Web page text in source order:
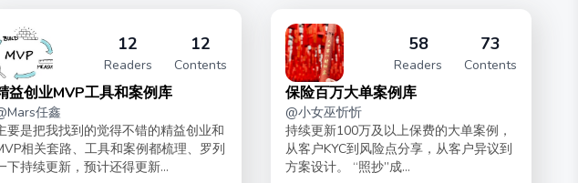
12
Readers
12
Contents
益创业MVP工具和案例库
Mars任鑫
要是把我找到的觉得不错的精益创业和
相关套路、工具和案例都梳理、罗列
下持续更新，预计还得更新...
58
Readers
73
Contents
保险百万大单案例库
@小女巫忻忻
持续更新100万及以上保费的大单案例，
从客户KYC到风险点分享，从客户异议到
方案设计。 “照抄”成...